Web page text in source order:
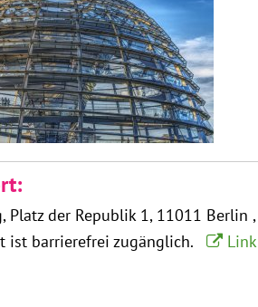
für Menschenrechte und
und Einkünfte
Platz der Republik 1 11011 Berlin
ist barrierefrei zugänglich.
Link